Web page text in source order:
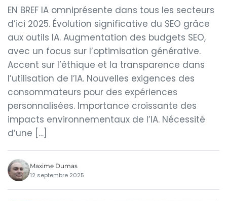
EN BREF IA omniprésente dans tous les secteurs
d’ici 2025. Évolution significative du SEO grâce
aux outils IA. Augmentation des budgets SEO,
avec un focus sur l’optimisation générative.
Accent sur l’éthique et la transparence dans
l’utilisation de l’IA. Nouvelles exigences des
consommateurs pour des expériences
personnalisées. Importance croissante des
impacts environnementaux de l’IA. Nécessité
d’une […]
Maxime Dumas
12 septembre 2025